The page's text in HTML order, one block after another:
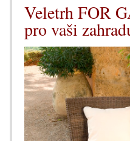
Veletrh FOR
pro vaši